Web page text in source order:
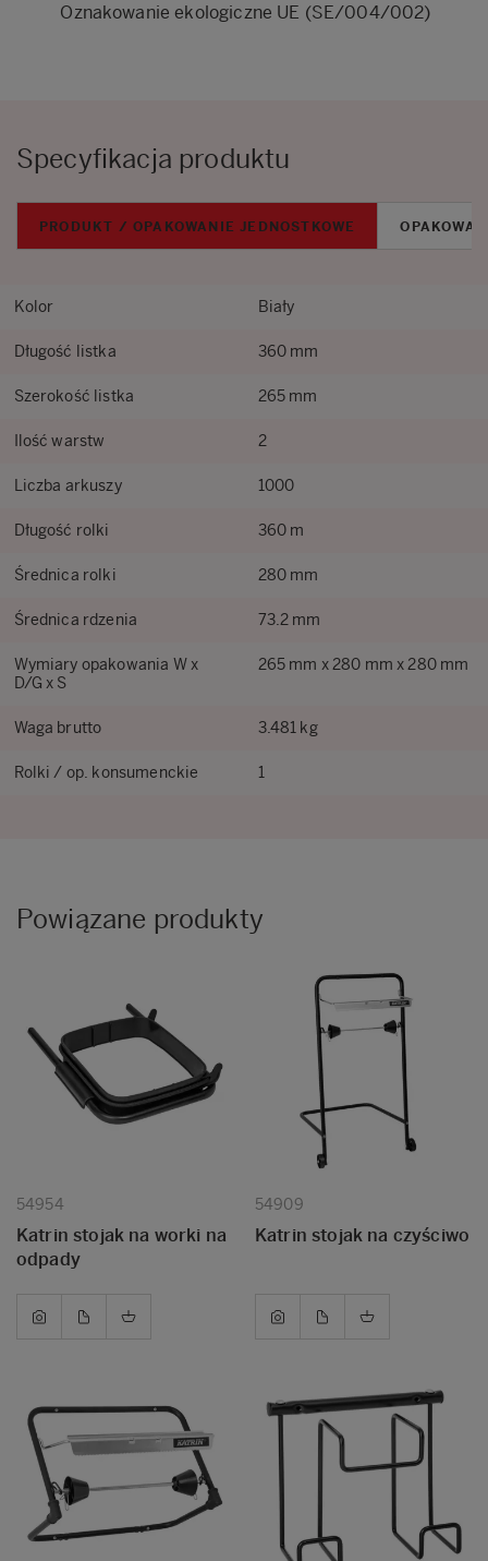
Oznakowanie ekologiczne UE (SE/004/002)
Specyfikacja produktu
PRODUKT / OPAKOWANIE JEDNOSTKOWE
Kolor Biały
Długość listka 360 mm
Szerokość listka 265 mm
Ilość warstw 2
Liczba arkuszy 1000
Długość rolki 360 m
Średnica rolki 280 mm
Średnica rdzenia 73.2 mm
Wymiary opakowania W x
D/G x S
265 mm x 280 mm x 280 mm
Waga brutto 3.481 kg
Rolki / op. konsumenckie 1
Powiązane produkty
54954
Katrin stojak na worki na
odpady
54909
Katrin stojak na czyściwo